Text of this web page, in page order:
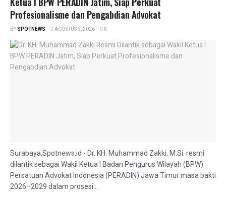
Profesionalisme dan Pengabdian Advokat
BYSPOTNEWS AGUSTUS 3, 2026 0
Surabaya,Spotnews.id - Dr. KH. Muhammad Zakki, M.Si. resmi
dilantik sebagai Wakil Ketua I Badan Pengurus Wilayah (BPW)
Persatuan Advokat Indonesia (PERADIN) Jawa Timur masa bakti
2026–2029 dalam prosesi...